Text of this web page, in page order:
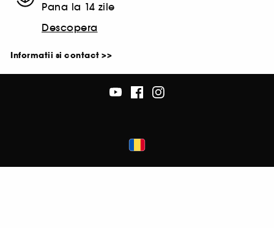
Pana la 14 zile
Descopera
Informatii si contact >>